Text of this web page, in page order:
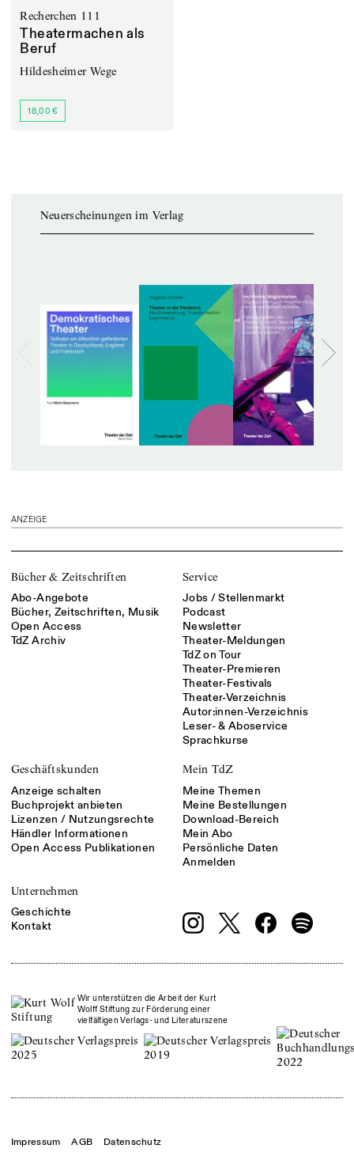
Recherchen 111
Theatermachen als
Beruf
Hildesheimer Wege
18,00 €
Neuerscheinungen im Verlag
ANZEIGE
Bücher & Zeitschriften
Abo-Angebote
Bücher, Zeitschriften, Musik
Open Access
TdZ Archiv
Service
Jobs / Stellenmarkt
Podcast
Newsletter
Theater-Meldungen
TdZ on Tour
Theater-Premieren
Theater-Festivals
Theater-Verzeichnis
Autor:innen-Verzeichnis
Leser- & Aboservice
Sprachkurse
Geschäftskunden
Anzeige schalten
Buchprojekt anbieten
Lizenzen / Nutzungsrechte
Händler Informationen
Open Access Publikationen
Mein TdZ
Meine Themen
Meine Bestellungen
Download-Bereich
Mein Abo
Persönliche Daten
Anmelden
Unternehmen
Geschichte
Kontakt
Wir unterstützen die Arbeit der Kurt
Wolff Stiftung zur Förderung einer
vielfältigen Verlags- und Literaturszene
Impressum AGB Datenschutz